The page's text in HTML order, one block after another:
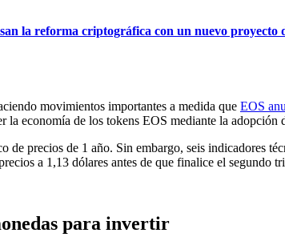
la reforma criptográfica con un nuevo proyecto
movimientos importantes a medida que EOS
la economía de los tokens EOS mediante la
precios de 1 año. Sin embargo, seis indicadores
a 1,13 dólares antes de que finalice el segundo
para invertir